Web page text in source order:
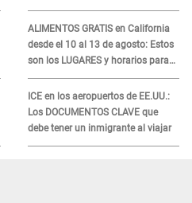
ALIMENTOS GRATIS en California
desde el 10 al 13 de agosto: Estos
son los LUGARES y horarios para
recibir la ayuda
ICE en los aeropuertos de EE.UU.:
Los DOCUMENTOS CLAVE que
debe tener un inmigrante al viajar